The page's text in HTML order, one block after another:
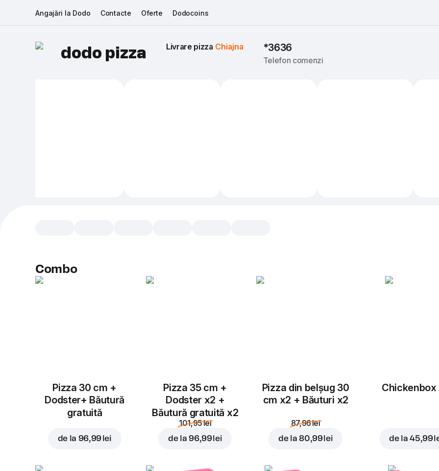
Angajări la Dodo Contacte Oferte Dodocoins
dodo pizza Livrare pizza Chiajna *3636
Telefon comenzi
Combo
Pizza 30 cm +
Dodster+ Băutură
gratuită
de la 96,99 lei
Pizza 35 cm +
Dodster x2 +
Băutură gratuită x2
101,95 lei
de la 96,99 lei
Pizza din belșug 30
cm x2 + Băuturi x2
87,96 lei
de la 80,99 lei
Chickenbox
de la45,99